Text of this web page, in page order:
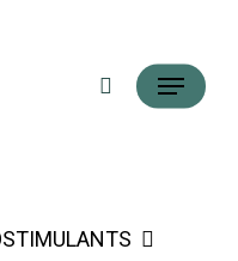
Menü